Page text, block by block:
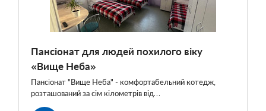
Пансіонат для людей похилого віку
«Вище Неба»
Пансіонат "Вище Неба" - комфортабельний котедж,
розташований за сім кілометрів від…